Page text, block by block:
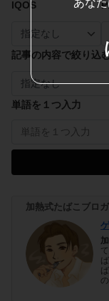
IQOS
記事の内容で絞り込
単語を１つ入力
加熱式たばこブロ
あな